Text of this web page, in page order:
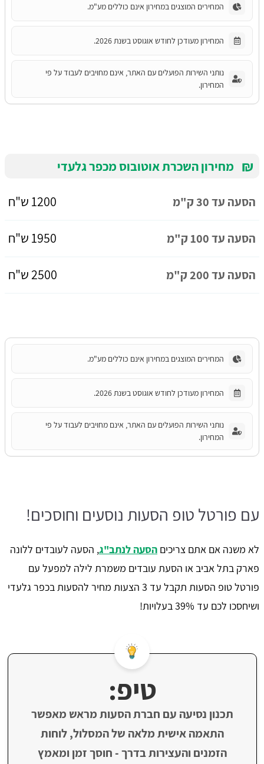
המחירים המוצגים במחירון אינם כוללים מע"מ.
המחירון מעודכן לחודש אוגוסט בשנת 2026.
נותני השירות הפועלים עם האתר, אינם מחויבים לעבוד על פי
המחירון.
₪ מחירון השכרת אוטובוס מכפר גלעדי
הסעה עד 30 ק"מ 1200 ש"ח
הסעה עד 100 ק"מ 1950 ש"ח
הסעה עד 200 ק"מ 2500 ש"ח
המחירים המוצגים במחירון אינם כוללים מע"מ.
המחירון מעודכן לחודש אוגוסט בשנת 2026.
נותני השירות הפועלים עם האתר, אינם מחויבים לעבוד על פי
המחירון.
עם פורטל טופ הסעות נוסעים וחוסכים!
לא משנה אם אתם צריכים הסעה לנתב"ג, הסעה לעובדים ללונה
פארק בתל אביב או הסעת עובדים משמרת לילה למפעל עם
פורטל טופ הסעות תקבל עד 3 הצעות מחיר להסעות בכפר גלעדי
ושיחסכו לכם עד 39% בעלויות!
טיפ:
תכנון נסיעה עם חברת הסעות מראש מאפשר
התאמה אישית מלאה של המסלול, לוחות
הזמנים והעצירות בדרך - חוסך זמן ומאמץ